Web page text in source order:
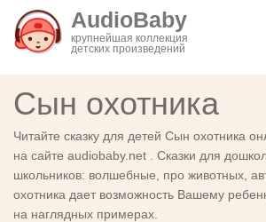
AudioBaby
крупнейшая коллекция
детских произведений
Сын охотника
Читайте сказку для детей Сын охотника
на сайте audiobaby.net . Сказки для
школьников: волшебные, про животных,
охотника дает возможность Вашему
на наглядных примерах.